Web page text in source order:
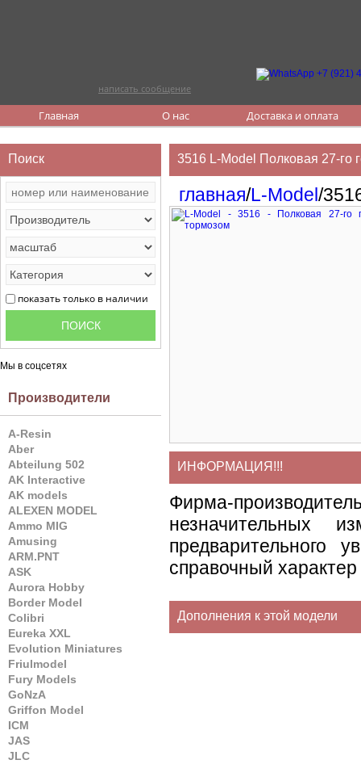
написать сообщение
Главная О нас Доставка и оплата
Поиск
показать только в наличии
Мы в соцсетях
Производители
A-Resin
Aber
Abteilung 502
AK Interactive
AK models
ALEXEN MODEL
Ammo MIG
Amusing
ARM.PNT
ASK
Aurora Hobby
Border Model
Colibri
Eureka XXL
Evolution Miniatures
Friulmodel
Fury Models
GoNzA
Griffon Model
ICM
JAS
JLC
3516 L-Model Полковая 27-
главная/L-Model/
ИНФОРМАЦИЯ!!!
Фирма-
незначительных
предварительного
справочный
Дополнения к этой модели